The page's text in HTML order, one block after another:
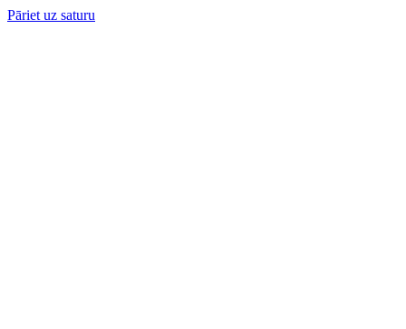
Pāriet uz saturu